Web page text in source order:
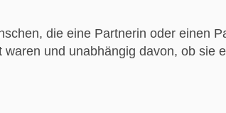
die eine Partnerin oder einen
und unabhängig davon, ob sie